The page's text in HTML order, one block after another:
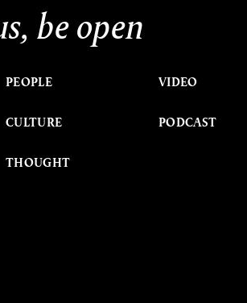
be open
PEOPLE
CULTURE
THOUGHT
VIDEO
PODCAST